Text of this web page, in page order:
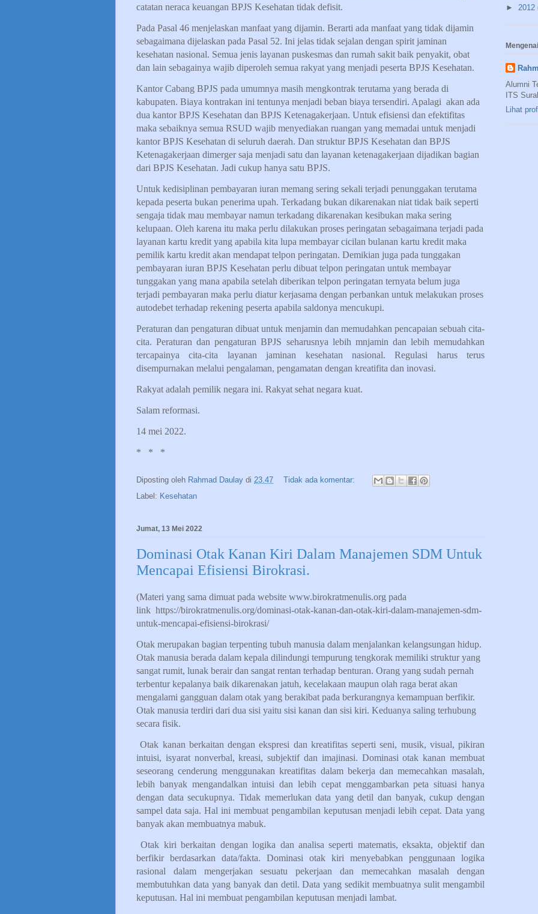
catatan neraca keuangan BPJS Kesehatan tidak defisit.
Pada Pasal 46 menjelaskan manfaat yang dijamin. Berarti ada manfaat yang tidak dijamin
sebagaimana dijelaskan pada Pasal 52. Ini jelas tidak sejalan dengan spirit jaminan
kesehatan nasional. Semua jenis layanan puskesmas dan rumah sakit baik penyakit, obat
dan lain sebagainya wajib diperoleh semua rakyat yang menjadi peserta BPJS Kesehatan.
Kantor Cabang BPJS pada umumnya masih mengkontrak terutama yang berada di
kabupaten. Biaya kontrakan ini tentunya menjadi beban biaya tersendiri. Apalagi akan ada
dua kantor BPJS Kesehatan dan BPJS Ketenagakerjaan. Untuk efisiensi dan efektifitas
maka sebaiknya semua RSUD wajib menyediakan ruangan yang memadai untuk menjadi
kantor BPJS Kesehatan di seluruh daerah. Dan struktur BPJS Kesehatan dan BPJS
Ketenagakerjaan dimerger saja menjadi satu dan layanan ketenagakerjaan dijadikan bagian
dari BPJS Kesehatan. Jadi cukup hanya satu BPJS.
Untuk kedisiplinan pembayaran iuran memang sering sekali terjadi penunggakan terutama
kepada peserta bukan penerima upah. Terkadang bukan dikarenakan niat tidak baik seperti
sengaja tidak mau membayar namun terkadang dikarenakan kesibukan maka sering
kelupaan. Oleh karena itu maka perlu dilakukan proses peringatan sebagaimana terjadi pada
layanan kartu kredit yang apabila kita lupa membayar cicilan bulanan kartu kredit maka
pemilik kartu kredit akan mendapat telpon peringatan. Demikian juga pada tunggakan
pembayaran iuran BPJS Kesehatan perlu dibuat telpon peringatan untuk membayar
tunggakan yang mana apabila setelah diberikan telpon peringatan ternyata belum juga
terjadi pembayaran maka perlu diatur kerjasama dengan perbankan untuk melakukan proses
autodebet terhadap rekening peserta apabila saldonya mencukupi.
Peraturan dan pengaturan dibuat untuk menjamin dan memudahkan pencapaian sebuah cita-
cita. Peraturan dan pengaturan BPJS seharusnya lebih mnjamin dan lebih memudahkan
tercapainya cita-cita layanan jaminan kesehatan nasional. Regulasi harus terus
disempurnakan melalui pengalaman, pengamatan dengan kreatifita dan inovasi.
Rakyat adalah pemilik negara ini. Rakyat sehat negara kuat.
Salam reformasi.
14 mei 2022.
* * *
Diposting oleh Rahmad Daulay di 23.47
Tidak ada komentar:
Label: Kesehatan
Jumat, 13 Mei 2022
Dominasi Otak Kanan Kiri Dalam Manajemen SDM Untuk
Mencapai Efisiensi Birokrasi.
(Materi yang sama dimuat pada website www.birokratmenulis.org pada
link https://birokratmenulis.org/dominasi-otak-kanan-dan-otak-kiri-dalam-manajemen-sdm-
untuk-mencapai-efisiensi-birokrasi/
Otak merupakan bagian terpenting tubuh manusia dalam menjalankan kelangsungan hidup.
Otak manusia berada dalam kepala dilindungi tempurung tengkorak memiliki struktur yang
sangat rumit, lunak berair dan sangat rentan terhadap benturan. Orang yang sudah pernah
terbentur kepalanya baik dikarenakan jatuh, kecelakaan maupun olah raga berat akan
mengalami gangguan dalam otak yang berakibat pada berkurangnya kemampuan berfikir.
Otak manusia terdiri dari dua sisi yaitu sisi kanan dan sisi kiri. Keduanya saling terhubung
secara fisik.
Otak kanan berkaitan dengan ekspresi dan kreatifitas seperti seni, musik, visual, pikiran
intuisi, isyarat nonverbal, kreasi, subjektif dan imajinasi. Dominasi otak kanan membuat
seseorang cenderung menggunakan kreatifitas dalam bekerja dan memecahkan masalah,
lebih banyak mengandalkan intuisi dan lebih cepat menggambarkan peta situasi hanya
dengan data secukupnya. Tidak memerlukan data yang detil dan banyak, cukup dengan
sampel data saja. Hal ini membuat pengambilan keputusan menjadi lebih cepat. Data yang
banyak akan membuatnya mabuk.
Otak kiri berkaitan dengan logika dan analisa seperti matematis, eksakta, objektif dan
berfikir berdasarkan data/fakta. Dominasi otak kiri menyebabkan penggunaan logika
rasional dalam mengerjakan sesuatu pekerjaan dan memecahkan masalah dengan
membutuhkan data yang banyak dan detil. Data yang sedikit membuatnya sulit mengambil
keputusan. Hal ini membuat pengambilan keputusan menjadi lambat.
► 2012
Alumni
ITS
Lihat